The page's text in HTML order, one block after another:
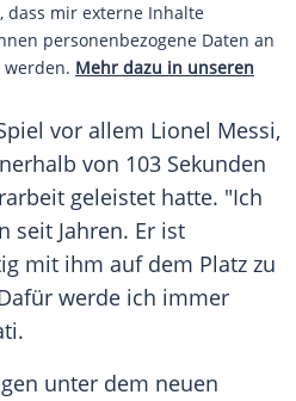
dass mir externe Inhalte
personenbezogene Daten an
Mehr dazu in unseren
vor allem Lionel Messi,
von 103 Sekunden
geleistet hatte. "Ich
seit Jahren. Er ist
mit ihm auf dem Platz zu
werde ich immer
.
unter dem neuen